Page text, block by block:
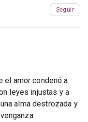
Seguir
el amor condenó a
leyes injustas y a
alma destrozada y